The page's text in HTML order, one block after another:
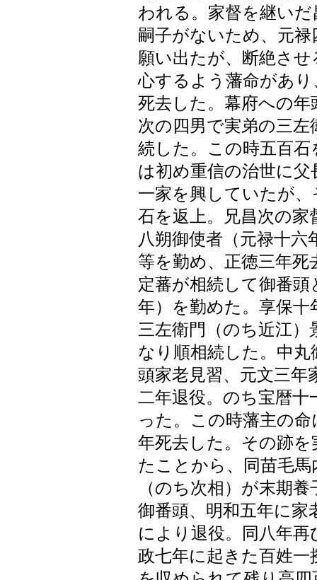
われる。家督を継い
嗣子がないため、元
願い出たが、断絶さ
心するよう藩命があ
死去した。幕府への
次の四男で実弟の三
続した。この時五百
は初め重信の治世に
一家を興していたが
石を返上。兄昌次の
八朔御使者（元禄十六
等を勤め、正徳三年
定蕃が相続して御番
年）を勤めた。享保
三左衛門（のち近江
なり順相続した。中
頭家老見習、元文三年
二年退役。のち宝暦十
った。この時藩主の
年死去した。その跡
たことから、同苗毛
（のち次相）が末期
御番頭、明和五年に家
により退役。同八年
政七年に起きた百姓